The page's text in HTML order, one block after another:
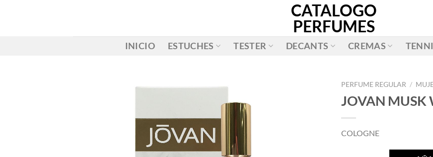
CATALOGO
PERFUMES
INICIO ESTUCHES TESTER DECANTS CREMAS
PERFUME REGULAR /
JOVAN MUSK
COLOGNE